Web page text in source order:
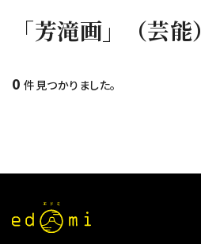
「芳滝画」（芸能）
0 件見つかりました。